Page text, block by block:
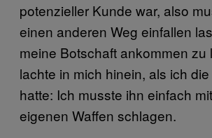
potenzieller Kunde war, also
einen anderen Weg einfallen
meine Botschaft ankommen zu
lachte in mich hinein, als ich
hatte: Ich musste ihn einfach
eigenen Waffen schlagen.